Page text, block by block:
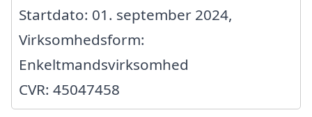
Startdato: 01. september 2024,
Virksomhedsform:
Enkeltmandsvirksomhed
CVR: 45047458